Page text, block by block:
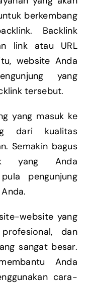
berkembang
Backlink
link atau URL
website Anda
yang
tersebut.
yang masuk ke
dari kualitas
Semakin bagus
yang Anda
pengunjung
website yang
dan
sangat besar.
Anda
cara-